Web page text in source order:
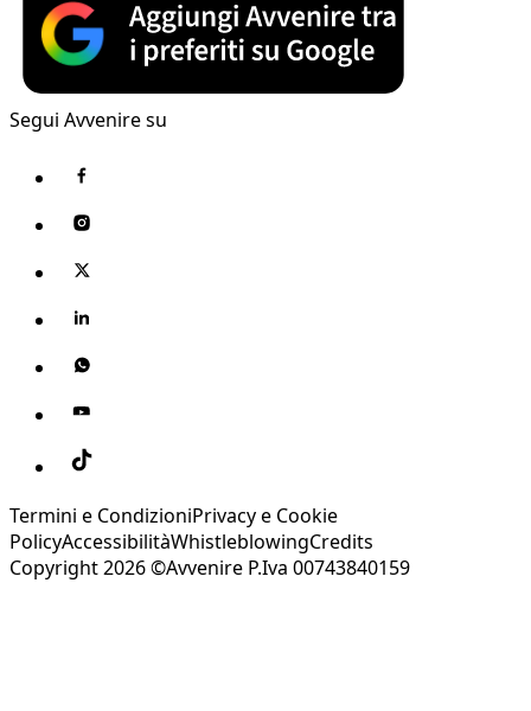
Segui Avvenire su
Termini e CondizioniPrivacy e Cookie
PolicyAccessibilitàWhistleblowingCredits
Copyright 2026 ©Avvenire P.Iva 00743840159